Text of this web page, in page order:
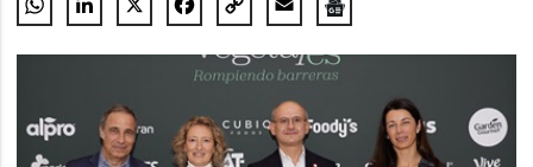
WhatsAppLinkedIn
X FacebookCopy
Email